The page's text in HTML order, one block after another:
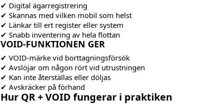
✔ Digital ägarregistrering
✔ Skannas med vilken mobil som helst
✔ Länkar till ert register eller system
✔ Snabb inventering av hela flottan
VOID-FUNKTIONEN GER
✔ VOID-märke vid borttagningsförsök
✔ Avslöjar om någon rört vid utrustningen
✔ Kan inte återställas eller döljas
✔ Avskräcker på förhand
Hur QR + VOID fungerar i praktiken